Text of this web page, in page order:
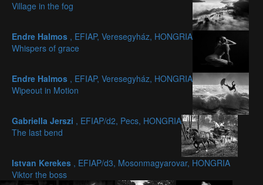
Village in the fog
Endre Halmos , EFIAP, Veresegyház, HONGRIA
Whispers of grace
Endre Halmos , EFIAP, Veresegyház, HONGRIA
Wipeout in Motion
Gabriella Jerszi , EFIAP/d2, Pecs, HONGRIA
The last bend
Istvan Kerekes , EFIAP/d3, Mosonmagyarovar, HONGRIA
Viktor the boss